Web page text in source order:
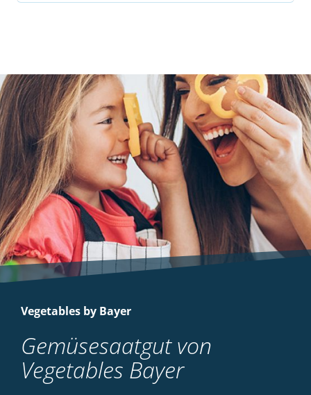
Vegetables by Bayer
Gemüsesaatgut von
Vegetables Bayer